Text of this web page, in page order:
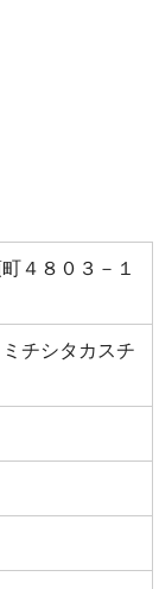
４８０３－１
チシタカスチ